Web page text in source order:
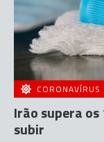
CORONAVÍRUS
Irão supera
subir